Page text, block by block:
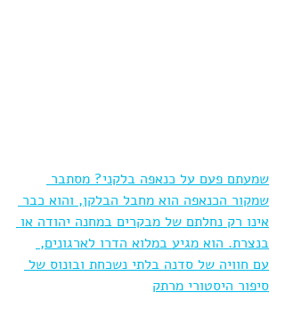
שמעתם פעם על כנאפה בלקני? מסתבר
שמקור הכנאפה הוא מחבל הבלקן, והוא כבר
אינו רק נחלתם של מבקרים במחנה יהודה או
בנצרת. הוא מגיע במלוא הדרו לארגונים,
עם חוויה של סדנה בלתי נשכחת ובונוס של
סיפור היסטורי מרתק